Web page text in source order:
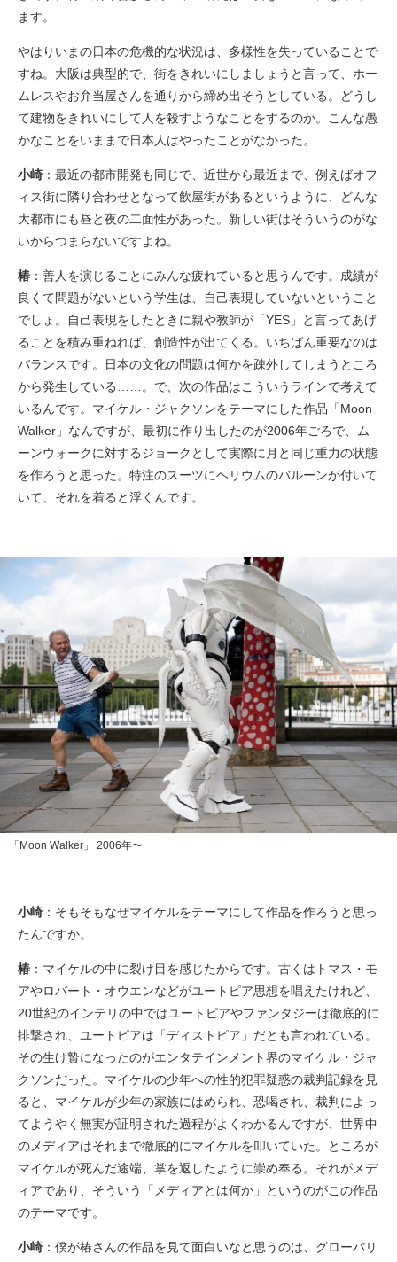
ます。
やはりいまの日本の危機的な状況は、多様性を失っていることで
すね。大阪は典型的で、街をきれいにしましょうと言って、ホー
ムレスやお弁当屋さんを通りから締め出そうとしている。どうし
て建物をきれいにして人を殺すようなことをするのか。こんな愚
かなことをいままで日本人はやったことがなかった。
小崎 ：最近の都市開発も同じで、近世から最近まで、例えばオフ
ィス街に隣り合わせとなって飲屋街があるというように、どんな
大都市にも昼と夜の二面性があった。新しい街はそういうのがな
いからつまらないですよね。
椿 ：善人を演じることにみんな疲れていると思うんです。成績が
良くて問題がないという学生は、自己表現していないということ
でしょ。自己表現をしたときに親や教師が「YES」と言ってあげ
ることを積み重ねれば、創造性が出てくる。いちばん重要なのは
バランスです。日本の文化の問題は何かを疎外してしまうところ
から発生している……。で、次の作品はこういうラインで考えて
いるんです。マイケル・ジャクソンをテーマにした作品「Moon
Walker」なんですが、最初に作り出したのが2006年ごろで、ム
ーンウォークに対するジョークとして実際に月と同じ重力の状態
を作ろうと思った。特注のスーツにヘリウムのバルーンが付いて
いて、それを着ると浮くんです。
「Moon Walker」 2006年〜
小崎 ：そもそもなぜマイケルをテーマにして作品を作ろうと思っ
たんですか。
椿 ：マイケルの中に裂け目を感じたからです。古くはトマス・モ
アやロバート・オウエンなどがユートピア思想を唱えたけれど、
20世紀のインテリの中ではユートピアやファンタジーは徹底的に
排撃され、ユートピアは「ディストピア」だとも言われている。
その生け贄になったのがエンタテインメント界のマイケル・ジャ
クソンだった。マイケルの少年への性的犯罪疑惑の裁判記録を見
ると、マイケルが少年の家族にはめられ、恐喝され、裁判によっ
てようやく無実が証明された過程がよくわかるんですが、世界中
のメディアはそれまで徹底的にマイケルを叩いていた。ところが
マイケルが死んだ途端、掌を返したように崇め奉る。それがメデ
ィアであり、そういう「メディアとは何か」というのがこの作品
のテーマです。
小崎 ：僕が椿さんの作品を見て面白いなと思うのは、グローバリ